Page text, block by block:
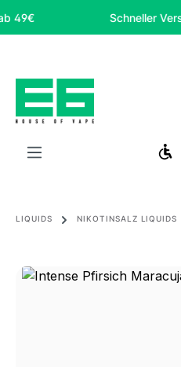
Zum Hauptinhalt springen
Schneller Versand
LIQUIDS NIKOTINSALZ LIQUIDS
Bildergalerie überspringen